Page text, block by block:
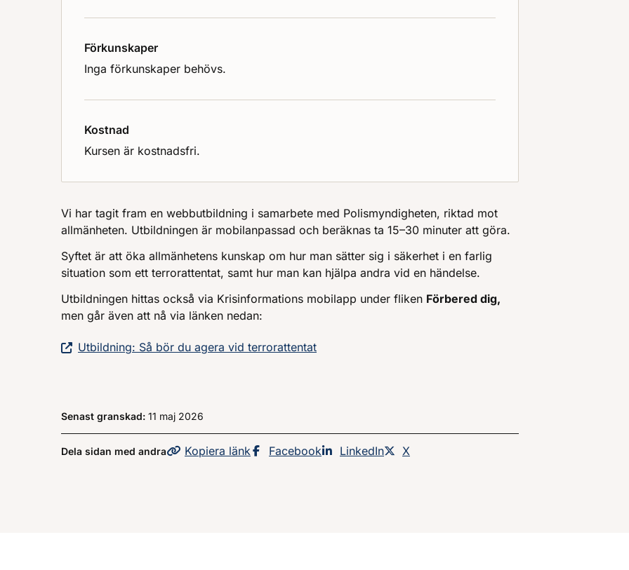
Förkunskaper
Inga förkunskaper behövs.
Kostnad
Kursen är kostnadsfri.
Vi har tagit fram en webbutbildning i samarbete med Polismyndigheten, riktad mot
allmänheten. Utbildningen är mobilanpassad och beräknas ta 15–30 minuter att göra.
Syftet är att öka allmänhetens kunskap om hur man sätter sig i säkerhet i en farlig
situation som ett terrorattentat, samt hur man kan hjälpa andra vid en händelse.
Utbildningen hittas också via Krisinformations mobilapp under fliken Förbered dig,
men går även att nå via länken nedan:
Utbildning: Så bör du agera vid terrorattentat
Senast granskad: 11 maj 2026
Dela sidan med andra Kopiera sidans
länk Dela sidan på
Facebook Dela sidan på
LinkedIn Dela sidan på
X